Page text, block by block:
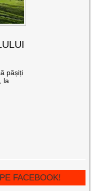
pășiți
la
FACEBOOK!